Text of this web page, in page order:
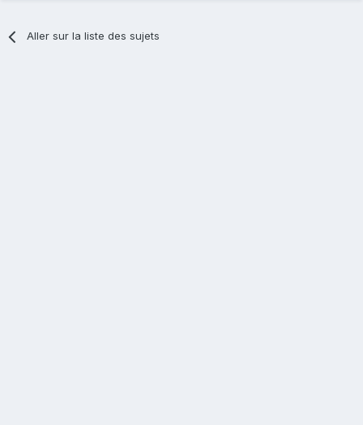
Aller sur la liste des sujets